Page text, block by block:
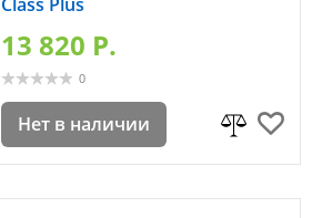
13 820 P.
0
Нет в наличии